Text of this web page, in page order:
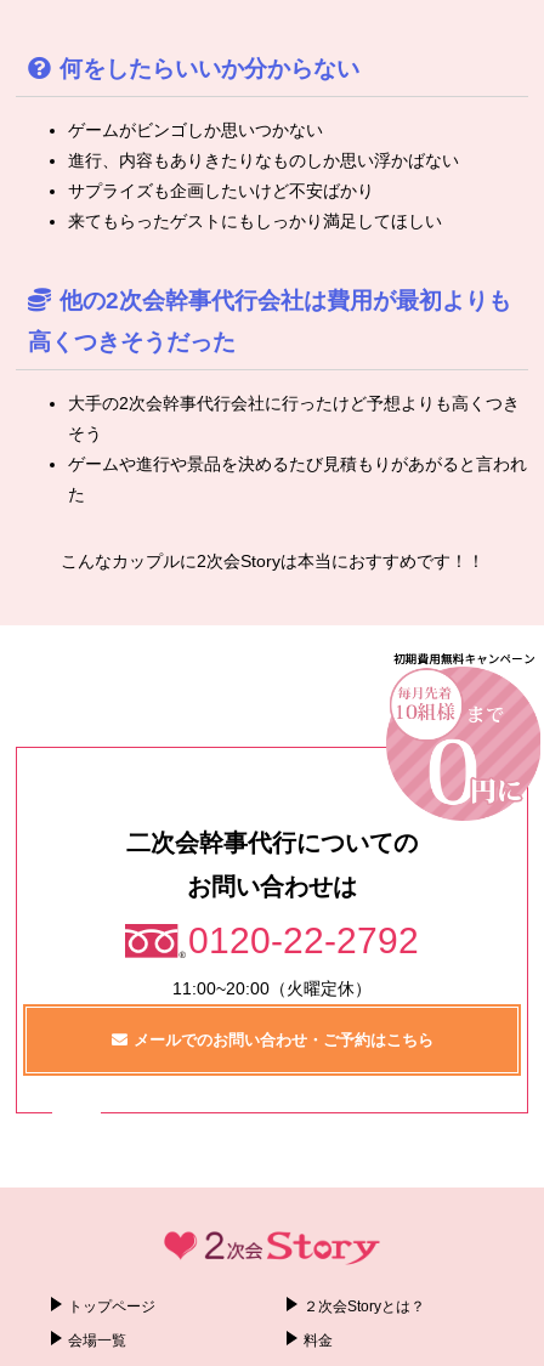
何をしたらいいか分からない
ゲームがビンゴしか思いつかない
進行、内容もありきたりなものしか思い浮かばない
サプライズも企画したいけど不安ばかり
来てもらったゲストにもしっかり満足してほしい
他の2次会幹事代行会社は費用が最初よりも
高くつきそうだった
大手の2次会幹事代行会社に行ったけど予想よりも高くつき
そう
ゲームや進行や景品を決めるたび見積もりがあがると言われ
た
こんなカップルに2次会Storyは本当におすすめです！！
二次会幹事代行についての
お問い合わせは
0120-22-2792
11:00~20:00（火曜定休）
メールでのお問い合わせ・ご予約はこちら
トップページ ２次会Storyとは？
会場一覧 料金